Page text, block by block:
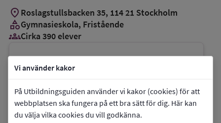
Vi använder kakor
På Utbildningsguiden använder vi kakor (cookies) för att
webbplatsen ska fungera på ett bra sätt för dig. Här kan
du välja vilka cookies du vill godkänna.
location_on Roslagstullsbacken 35, 11421 Stockholm
categoryGymnasieskola, Fristående
groups_3Cirka 390 elever
Vill du kontakta skolan?
phoneTelefon:08-56240240
mailE-post:info@idrottsgymnasiet.se
link Webbplats: Stockholms Idrottsgymnasium